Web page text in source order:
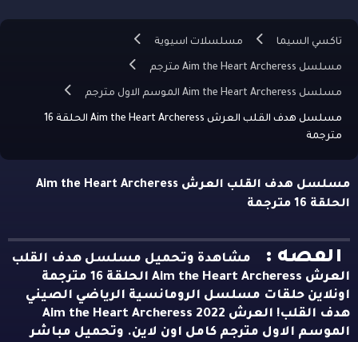
تاكسي السيما مسلسلات اسيوية
مسلسل Aim the Heart Archeress مترجم
مسلسل Aim the Heart Archeress الموسم الاول مترجم
مسلسل هدف القلب العرش Aim the Heart Archeress الحلقة 16
مترجمة
مسلسل هدف القلب العرش Aim the Heart Archeress
الحلقة 16 مترجمة
القصه :
مشاهدة وتحميل مسلسل هدف القلب
العرش Aim the Heart Archeress الحلقة 16 مترجمة
اونلاين حلقات مسلسل الرومانسية الرياضي الصيني
هدف القلب! العرش Aim the Heart Archeress 2022
الموسم الاول مترجم كامل اون لاين. وتحميل مباشر